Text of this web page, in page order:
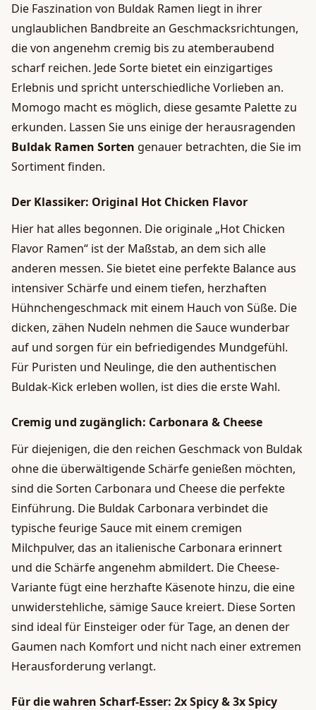
Die Faszination von Buldak Ramen liegt in ihrer
unglaublichen Bandbreite an Geschmacksrichtungen,
die von angenehm cremig bis zu atemberaubend
scharf reichen. Jede Sorte bietet ein einzigartiges
Erlebnis und spricht unterschiedliche Vorlieben an.
Momogo macht es möglich, diese gesamte Palette zu
erkunden. Lassen Sie uns einige der herausragenden
Buldak Ramen Sorten genauer betrachten, die Sie im
Sortiment finden.
Der Klassiker: Original Hot Chicken Flavor
Hier hat alles begonnen. Die originale „Hot Chicken
Flavor Ramen“ ist der Maßstab, an dem sich alle
anderen messen. Sie bietet eine perfekte Balance aus
intensiver Schärfe und einem tiefen, herzhaften
Hühnchengeschmack mit einem Hauch von Süße. Die
dicken, zähen Nudeln nehmen die Sauce wunderbar
auf und sorgen für ein befriedigendes Mundgefühl.
Für Puristen und Neulinge, die den authentischen
Buldak-Kick erleben wollen, ist dies die erste Wahl.
Cremig und zugänglich: Carbonara & Cheese
Für diejenigen, die den reichen Geschmack von Buldak
ohne die überwältigende Schärfe genießen möchten,
sind die Sorten Carbonara und Cheese die perfekte
Einführung. Die Buldak Carbonara verbindet die
typische feurige Sauce mit einem cremigen
Milchpulver, das an italienische Carbonara erinnert
und die Schärfe angenehm abmildert. Die Cheese-
Variante fügt eine herzhafte Käsenote hinzu, die eine
unwiderstehliche, sämige Sauce kreiert. Diese Sorten
sind ideal für Einsteiger oder für Tage, an denen der
Gaumen nach Komfort und nicht nach einer extremen
Herausforderung verlangt.
Für die wahren Scharf-Esser: 2x Spicy & 3x Spicy